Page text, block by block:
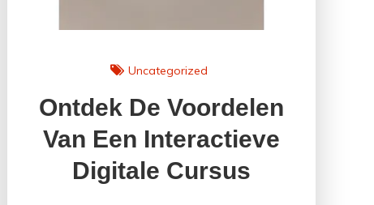
Uncategorized
Ontdek De Voordelen
Van Een Interactieve
Digitale Cursus